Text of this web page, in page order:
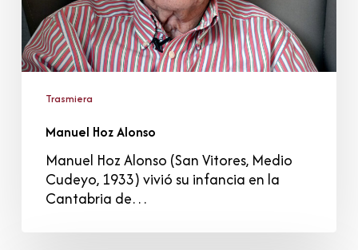
Trasmiera
Manuel Hoz Alonso
Manuel Hoz Alonso (San Vitores, Medio
Cudeyo, 1933) vivió su infancia en la
Cantabria de…